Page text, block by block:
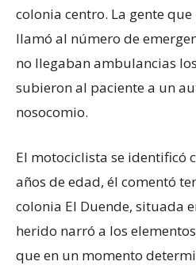
colonia centro. La gente
llamó al número de
no llegaban ambulancias
subieron al paciente a un
nosocomio.
El motociclista se identificó
años de edad, él comentó
colonia El Duende, situada
herido narró a los
que en un momento